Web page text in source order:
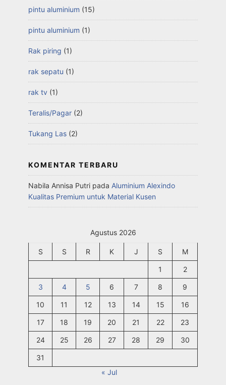
pintu aluminium (15)
pintu aluminium (1)
Rak piring (1)
rak sepatu (1)
rak tv (1)
Teralis/Pagar (2)
Tukang Las (2)
KOMENTAR TERBARU
Nabila Annisa Putri pada Aluminium Alexindo
Kualitas Premium untuk Material Kusen
Agustus 2026
S S R K J S M
1 2
3 4 5 6 7 8 9
10 11 12 13 14 15 16
17 18 19 20 21 22 23
24 25 26 27 28 29 30
31
« Jul